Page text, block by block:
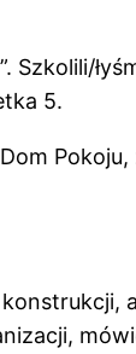
Szkolili/
5.